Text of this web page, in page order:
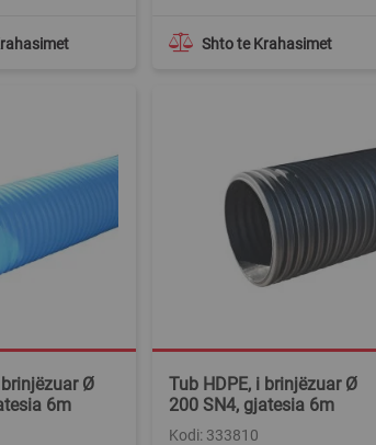
Shto te Krahasimet
Ø
6m
Tub HDPE, i brinjëzuar Ø
200 SN4, gjatesia 6m
Kodi: 333810